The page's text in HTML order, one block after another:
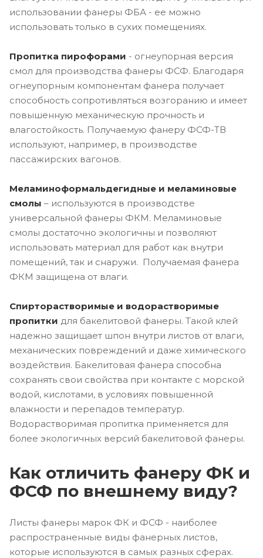
использовании фанеры ФБА - ее можно
использовать только в сухих помещениях.
Пропитка пирофорами - огнеупорная версия
смол для производства фанеры ФСФ. Благодаря
огнеупорным компонентам фанера получает
способность сопротивляться возгоранию и имеет
повышенную механическую прочность и
влагостойкость. Получаемую фанеру ФСФ-ТВ
используют, например, в производстве
пассажирских вагонов.
Меламиноформальдегидные и меламиновые
смолы – используются в производстве
универсальной фанеры ФКМ. Меламиновые
смолы достаточно экологичны и позволяют
использовать материал для работ как внутри
помещений, так и снаружи. Получаемая фанера
ФКМ защищена от влаги.
Спирторастворимые и водорастворимые
пропитки для бакелитовой фанеры. Такой клей
надежно защищает шпон внутри листов от влаги,
механических повреждений и даже химического
воздействия. Бакелитовая фанера способна
сохранять свои свойства при контакте с морской
водой, кислотами, в условиях повышенной
влажности и перепадов температур.
Водорастворимая пропитка применяется для
более экологичных версий бакелитовой фанеры.
Как отличить фанеру ФК и
ФСФ по внешнему виду?
Листы фанеры марок ФК и ФСФ - наиболее
распространенные виды фанерных листов,
которые используются в самых разных сферах.